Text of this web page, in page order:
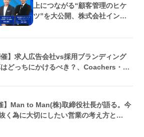
上につながる“顧客管理のヒケ
ツ”を大公開、株式会社インタ
催
催】求人広告会社vs採用ブランディング
どっちにかけるべき？、Coachers・株
】Man to Man(株)取締役社長が語る。今
く為に大切にしたい営業の考え方と